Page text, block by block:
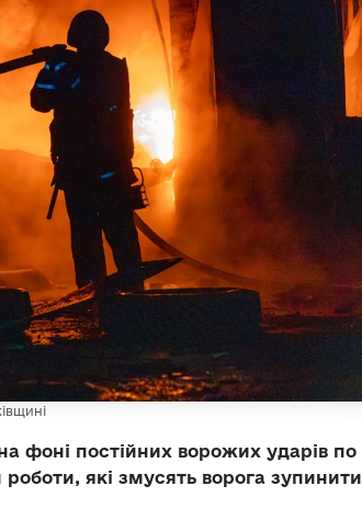
фоні постійних ворожих ударів по
які змусять ворога зупинити